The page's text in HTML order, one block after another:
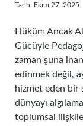
Tarih: Ekim 27, 2025
Hüküm Ancak
Gücüyle
zaman şuna
edinmek değil,
hizmet eden bir
dünyayı
toplumsal